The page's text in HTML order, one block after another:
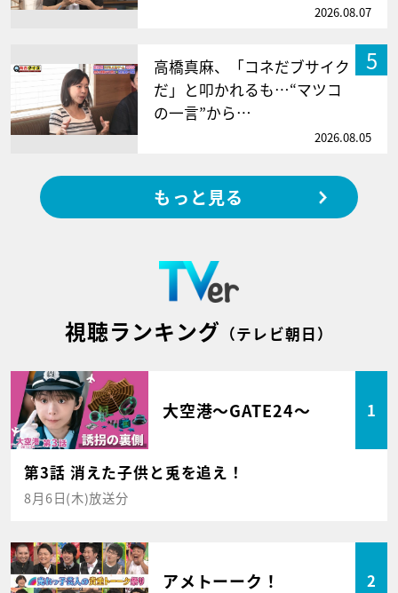
2026.08.07
5
高橋真麻、「コネだブサイク
だ」と叩かれるも…“マツコ
の一言”から…
2026.08.05
もっと見る
視聴ランキング （テレビ朝日）
大空港～GATE24～ 1
第3話 消えた子供と兎を追え！
8月6日(木)放送分
アメトーーク！ 2